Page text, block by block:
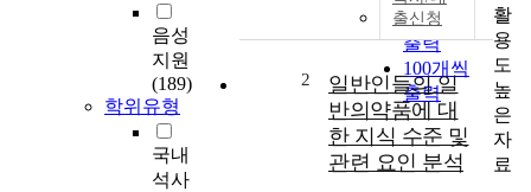
음성
지원
(189)
학위유형
국내
석사
50개씩
출력
100개씩
출력
출신청
2
일반인들의 일
반의약품에 대
한 지식 수준 및
관련 요인 분석
활
용
도
높
은
자
료